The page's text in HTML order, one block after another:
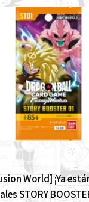
World] ¡Ya
STORY